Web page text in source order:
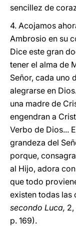
sencillez de
4. Acojamos
Ambrosio en su
Dice este gran
tener el alma de
Señor, cada uno
alegrarse en
una madre de
engendran a
Verbo de Dios...
grandeza del
porque,
al Hijo, adora
que todo
existen todas las
secondo Luca,
p. 169).